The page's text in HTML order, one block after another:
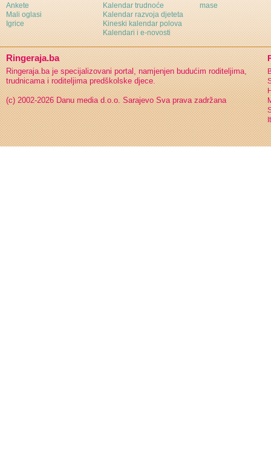
Ankete
Mali oglasi
Igrice
Kalendar trudnoće
Kalendar razvoja djeteta
Kineski kalendar polova
Kalendari i e-novosti
mase
Ringeraja.ba
Ringeraja.ba je specijalizovani portal, namjenjen budućim roditeljima,
trudnicama i roditeljima predškolske djece.
(c) 2002-2026 Danu media d.o.o. Sarajevo Sva prava zadržana